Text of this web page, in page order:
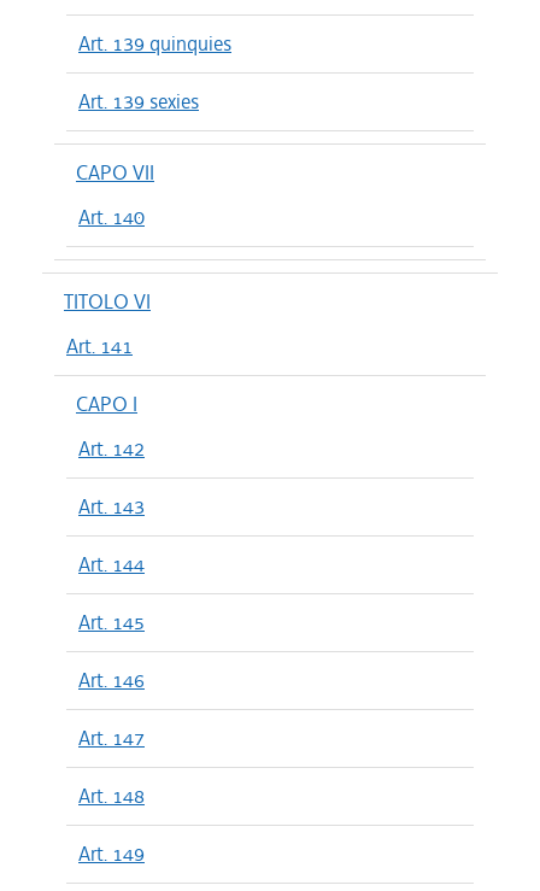
Art. 139 quinquies
Art. 139 sexies
CAPO VII
Art. 140
TITOLO VI
Art. 141
CAPO I
Art. 142
Art. 143
Art. 144
Art. 145
Art. 146
Art. 147
Art. 148
Art. 149